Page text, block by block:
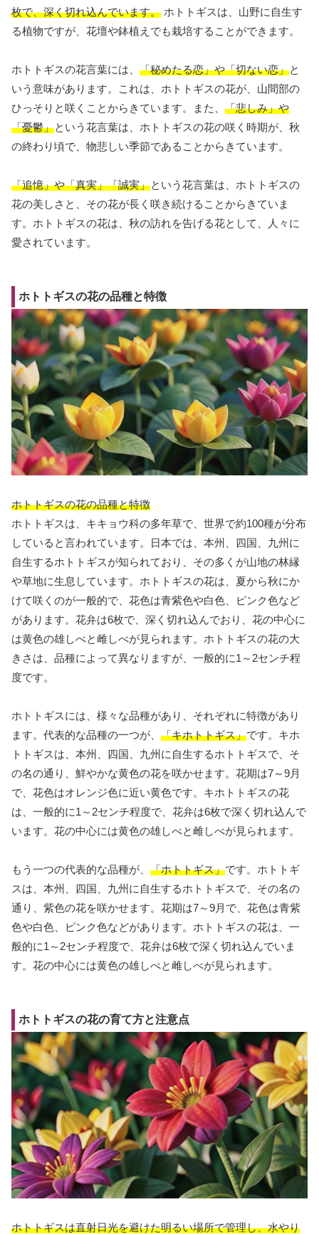
枚で、深く切れ込んでいます。 ホトトギスは、山野に自生す
る植物ですが、花壇や鉢植えでも栽培することができます。
ホトトギスの花言葉には、 「秘めたる恋」や「切ない恋」と
いう意味があります。これは、ホトトギスの花が、山間部の
ひっそりと咲くことからきています。また、 「悲しみ」や
「憂鬱」という花言葉は、ホトトギスの花の咲く時期が、秋
の終わり頃で、物悲しい季節であることからきています。
「追憶」や「真実」「誠実」という花言葉は、ホトトギスの
花の美しさと、その花が長く咲き続けることからきていま
す。ホトトギスの花は、秋の訪れを告げる花として、人々に
愛されています。
ホトトギスの花の品種と特徴
ホトトギスの花の品種と特徴
ホトトギスは、キキョウ科の多年草で、世界で約100種が分布
していると言われています。日本では、本州、四国、九州に
自生するホトトギスが知られており、その多くが山地の林縁
や草地に生息しています。ホトトギスの花は、夏から秋にか
けて咲くのが一般的で、花色は青紫色や白色、ピンク色など
があります。花弁は6枚で、深く切れ込んでおり、花の中心に
は黄色の雄しべと雌しべが見られます。ホトトギスの花の大
きさは、品種によって異なりますが、一般的に1～2センチ程
度です。
ホトトギスには、様々な品種があり、それぞれに特徴があり
ます。代表的な品種の一つが、 「キホトトギス」です。キホ
トトギスは、本州、四国、九州に自生するホトトギスで、そ
の名の通り、鮮やかな黄色の花を咲かせます。花期は7～9月
で、花色はオレンジ色に近い黄色です。キホトトギスの花
は、一般的に1～2センチ程度で、花弁は6枚で深く切れ込んで
います。花の中心には黄色の雄しべと雌しべが見られます。
もう一つの代表的な品種が、 「ホトトギス」です。ホトトギ
スは、本州、四国、九州に自生するホトトギスで、その名の
通り、紫色の花を咲かせます。花期は7～9月で、花色は青紫
色や白色、ピンク色などがあります。ホトトギスの花は、一
般的に1～2センチ程度で、花弁は6枚で深く切れ込んでいま
す。花の中心には黄色の雄しべと雌しべが見られます。
ホトトギスの花の育て方と注意点
ホトトギスは直射日光を避けた明るい場所で管理し、水やり